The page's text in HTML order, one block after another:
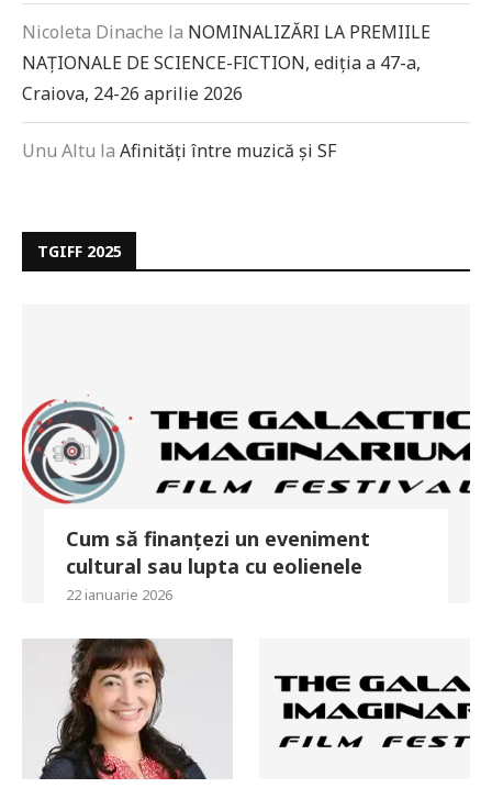
Nicoleta Dinache la NOMINALIZĂRI LA PREMIILE
NAȚIONALE DE SCIENCE-FICTION, ediția a 47-a,
Craiova, 24-26 aprilie 2026
Unu Altu la Afinități între muzică și SF
TGIFF 2025
Cum să finanțezi un eveniment
cultural sau lupta cu eolienele
22 ianuarie 2026